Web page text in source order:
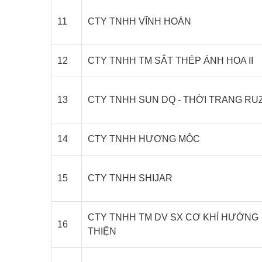
11 CTY TNHH VĨNH HOÀN
12 CTY TNHH TM SẮT THÉP ÁNH HOA II
13 CTY TNHH SUN DQ - THỜI TRANG
14 CTY TNHH HƯƠNG MỘC
15 CTY TNHH SHIJAR
16
CTY TNHH TM DV SX CƠ KHÍ HƯỚNG
THIỆN